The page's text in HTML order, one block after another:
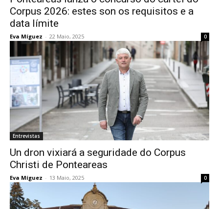
Corpus 2026: estes son os requisitos e a
data límite
Eva Míguez - 22 Maio, 2025 0
Entrevistas
Un dron vixiará a seguridade do Corpus
Christi de Ponteareas
Eva Míguez - 13 Maio, 2025 0